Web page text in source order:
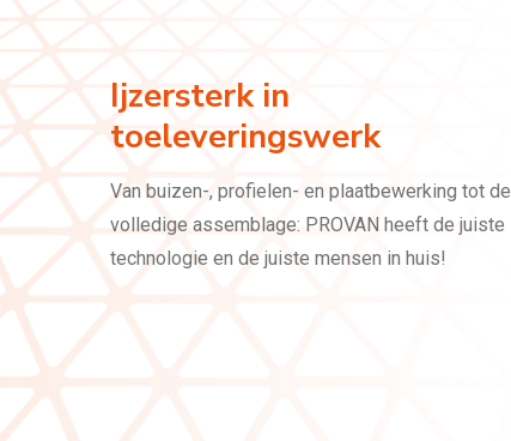
Ijzersterk in
toeleveringswerk
Van buizen-, profielen- en plaatbewerking tot de
volledige assemblage: PROVAN heeft de juiste
technologie en de juiste mensen in huis!